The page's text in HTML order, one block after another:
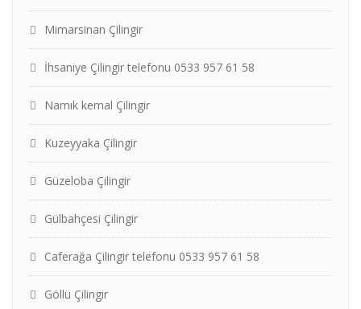
Mimarsinan Çilingir
İhsaniye Çilingir telefonu 0533 957 61 58
Namık kemal Çilingir
Kuzeyyaka Çilingir
Güzeloba Çilingir
Gülbahçesi Çilingir
Caferağa Çilingir telefonu 0533 957 61 58
Göllü Çilingir